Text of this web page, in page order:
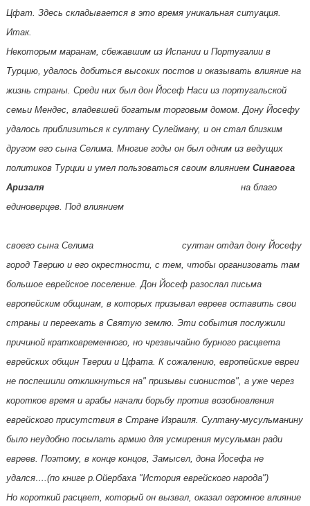
Цфат. Здесь складывается в это время уникальная ситуация.
Итак.
Некоторым маранам, сбежавшим из Испании и Португалии в
Турцию, удалось добиться высоких постов и оказывать влияние на
жизнь страны. Среди них был дон Йосеф Наси из португальской
семьи Мендес, владевшей богатым торговым домом. Дону Йосефу
удалось приблизиться к султану Сулейману, и он стал близким
другом его сына Селима. Многие годы он был одним из ведущих
политиков Турции и умел пользоваться своим влияниемСинагога
Аризаляна благо
единоверцев. Под влиянием
своего сына Селима султан отдал дону Йосефу
город Тверию и его окрестности, с тем, чтобы организовать там
большое еврейское поселение. Дон Йосеф разослал письма
европейским общинам, в которых призывал евреев оставить свои
страны и переехать в Святую землю. Эти события послужили
причиной кратковременного, но чрезвычайно бурного расцвета
еврейских общин Тверии и Цфата. К сожалению, европейские евреи
не поспешили откликнуться на" призывы сионистов", а уже через
короткое время и арабы начали борьбу против возобновления
еврейского присутствия в Стране Израиля. Султану-мусульманину
было неудобно посылать армию для усмирения мусульман ради
евреев. Поэтому, в конце концов, Замысел, дона Йосефа не
удался….(по книге р.Ойербаха "История еврейского народа")
Но короткий расцвет, который он вызвал, оказал огромное влияние